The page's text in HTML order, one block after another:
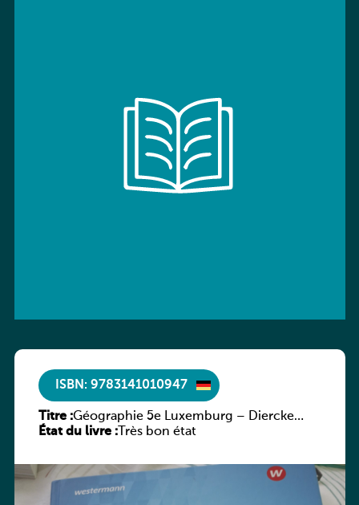
ISBN: 9783141010947
Titre :Géographie 5e Luxemburg – Diercke
Praxis
État du livre :Très bon état